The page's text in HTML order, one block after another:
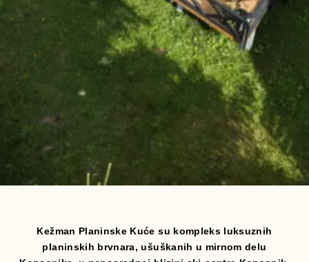
Kežman Planinske Kuće su kompleks luksuznih
planinskih brvnara, ušuškanih u mirnom delu